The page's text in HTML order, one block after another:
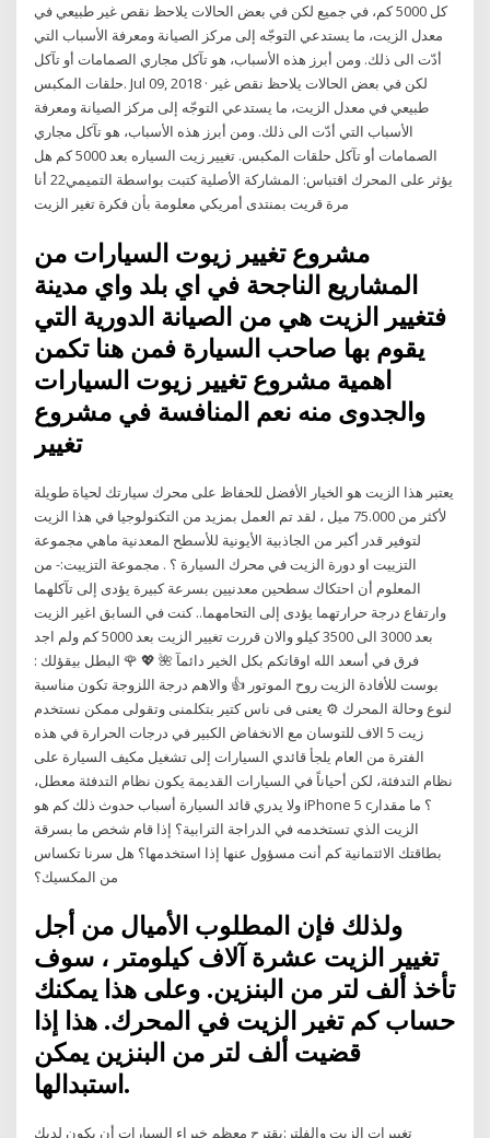
كل 5000 كم، في جميع لكن في بعض الحالات يلاحظ نقص غير طبيعي في
معدل الزيت، ما يستدعي التوجّه إلى مركز الصيانة ومعرفة الأسباب التي
أدّت الى ذلك. ومن أبرز هذه الأسباب، هو تآكل مجاري الصمامات أو تآكل
حلقات المكبس. Jul 09, 2018 · لكن في بعض الحالات يلاحظ نقص غير
طبيعي في معدل الزيت، ما يستدعي التوجّه إلى مركز الصيانة ومعرفة
الأسباب التي أدّت الى ذلك. ومن أبرز هذه الأسباب، هو تآكل مجاري
الصمامات أو تآكل حلقات المكبس. تغيير زيت السياره بعد 5000 كم هل
يؤثر على المحرك اقتباس: المشاركة الأصلية كتبت بواسطة التميمي22 أنا
مرة قريت بمنتدى أمريكي معلومة بأن فكرة تغير الزيت
مشروع تغيير زيوت السيارات من
المشاريع الناجحة في اي بلد واي مدينة
فتغيير الزيت هي من الصيانة الدورية التي
يقوم بها صاحب السيارة فمن هنا تكمن
اهمية مشروع تغيير زيوت السيارات
والجدوى منه نعم المنافسة في مشروع
تغيير
يعتبر هذا الزيت هو الخيار الأفضل للحفاظ على محرك سيارتك لحياة طويلة
لأكثر من 75.000 ميل ، لقد تم العمل بمزيد من التكنولوجيا في هذا الزيت
لتوفير قدر أكبر من الجاذبية الأيونية للأسطح المعدنية ماهي مجموعة
التزييت او دورة الزيت في محرك السيارة ؟ . مجموعة التزييت:- من
المعلوم أن احتكاك سطحين معدنيين بسرعة كبيرة يؤدى إلى تآكلهما
وارتفاع درجة حرارتهما يؤدى إلى التحامهما.. كنت في السابق اغير الزيت
بعد 3000 الى 3500 كيلو والان قررت تغيير الزيت بعد 5000 كم ولم اجد
فرق في أسعد الله اوقاتكم بكل الخير دائمآ 🌺 💖 🌹 البطل بيقؤلك :
بوست للأفادة الزيت روح الموتور 👍 والاهم درجة اللزوجة تكون مناسبة
لنوع وحالة المحرك ⚙️ يعنى فى ناس كتير بتكلمنى وتقولى ممكن نستخدم
زيت 5 الاف للتوسان مع الانخفاض الكبير في درجات الحرارة في هذه
الفترة من العام يلجأ قائدي السيارات إلى تشغيل مكيف السيارة على
نظام التدفئة، لكن أحياناً في السيارات القديمة يكون نظام التدفئة معطل،
ولا يدري قائد السيارة أسباب حدوث ذلك كم هو iPhone 5 c؟ ما مقدار
الزيت الذي تستخدمه في الدراجة الترابية؟ إذا قام شخص ما بسرقة
بطاقتك الائتمانية كم أنت مسؤول عنها إذا استخدمها؟ هل سرنا تكساس
من المكسيك؟
ولذلك فإن المطلوب الأميال من أجل
تغيير الزيت عشرة آلاف كيلومتر ، سوف
تأخذ ألف لتر من البنزين. وعلى هذا يمكنك
حساب كم تغير الزيت في المحرك. هذا إذا
قضيت ألف لتر من البنزين يمكن
استبدالها.
تغييرات الزيت والفلتر:يقترح معظم خبراء السيارات أن يكون لديك